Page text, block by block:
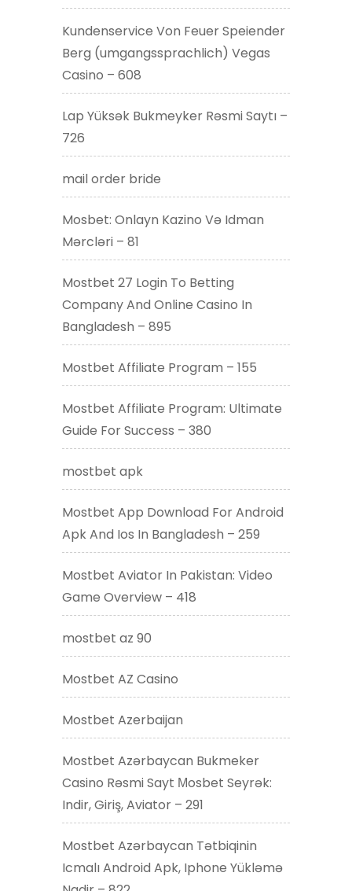
Kundenservice Von Feuer Speiender
Berg (umgangssprachlich) Vegas
Casino – 608
Lap Yüksək Bukmeyker Rəsmi Saytı –
726
mail order bride
Mosbet: Onlayn Kazino Və Idman
Mərcləri – 81
Mostbet 27 Login To Betting
Company And Online Casino In
Bangladesh – 895
Mostbet Affiliate Program – 155
Mostbet Affiliate Program: Ultimate
Guide For Success – 380
mostbet apk
Mostbet App Download For Android
Apk And Ios In Bangladesh – 259
Mostbet Aviator In Pakistan: Video
Game Overview – 418
mostbet az 90
Mostbet AZ Casino
Mostbet Azerbaijan
Mostbet Azərbaycan Bukmeker
Casino Rəsmi Sayt Мosbet Seyrək:
Indir, Giriş, Aviator – 291
Mostbet Azərbaycan Tətbiqinin
Icmalı Android Apk, Iphone Yükləmə